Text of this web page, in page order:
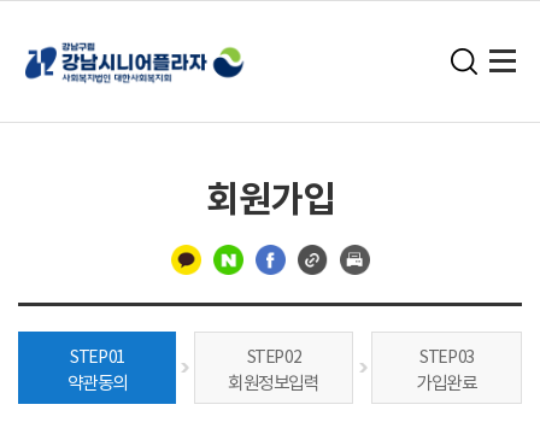
회원가입
STEP 01
약관동의
STEP 02
회원정보입력
STEP 03
가입완료